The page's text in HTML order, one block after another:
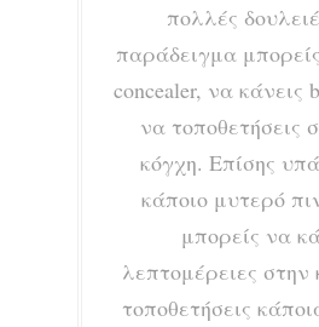
πολλές
παράδειγμα
concealer, να κάνεις
να τοποθετήσεις
κόγχη. Επίσης
κάποιο μυτερό
μπορείς να
λεπτομέρειες στην
τοποθετήσεις